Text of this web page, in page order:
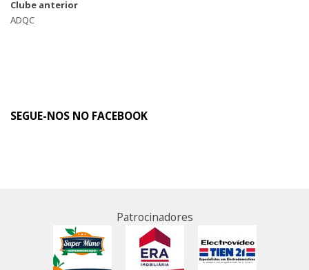
Clube anterior
ADQC
SEGUE-NOS NO FACEBOOK
Patrocinadores